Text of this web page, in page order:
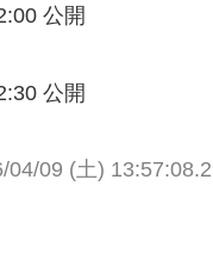
公開
公開
04/09 (土)